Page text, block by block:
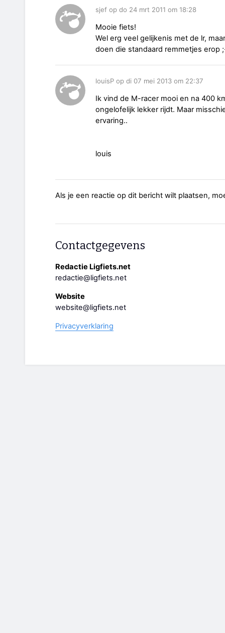
sjef op do 24 mrt 2011 om 18:28
Mooie fiets!
Wel erg veel gelijkenis met de lr,
doen die standaard remmetjes erop
louisP op di 07 mei 2013 om 22:37
Ik vind de M-racer mooi en na 400
ongelofelijk lekker rijdt. Maar
ervaring..
louis
Als je een reactie op dit bericht wilt plaatsen,
Contactgegevens
Redactie Ligfiets.net
redactie@ligfiets.net
Website
website@ligfiets.net
Privacyverklaring